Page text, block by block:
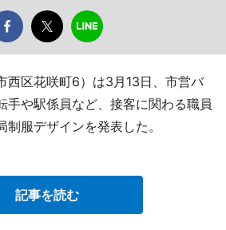
西区花咲町6）は3月13日、市営バ
手や駅係員など、接客に関わる職員
服デザインを発表した。
記事を読む